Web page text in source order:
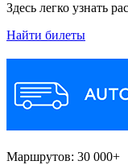
Здесь легко узнать
Найти билеты
Маршрутов: 30 000+